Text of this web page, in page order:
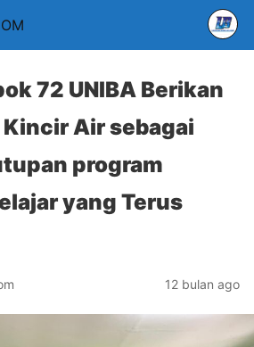
72 UNIBA Berikan
Air sebagai
program
yang Terus
12 bulan ago